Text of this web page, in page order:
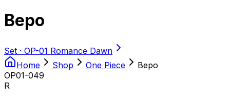
Bepo
Set · OP-01 Romance Dawn
Home
Shop One Piece
Bepo
OP01-049
R